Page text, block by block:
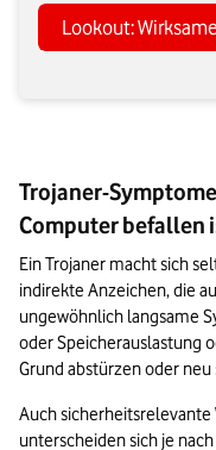
Lookout:
Trojaner-
Computer befallen
Ein Trojaner macht sich
indirekte Anzeichen, die
ungewöhnlich langsame
oder Speicherauslastung
Grund abstürzen oder neu
Auch sicherheitsrelevante
unterscheiden sich je